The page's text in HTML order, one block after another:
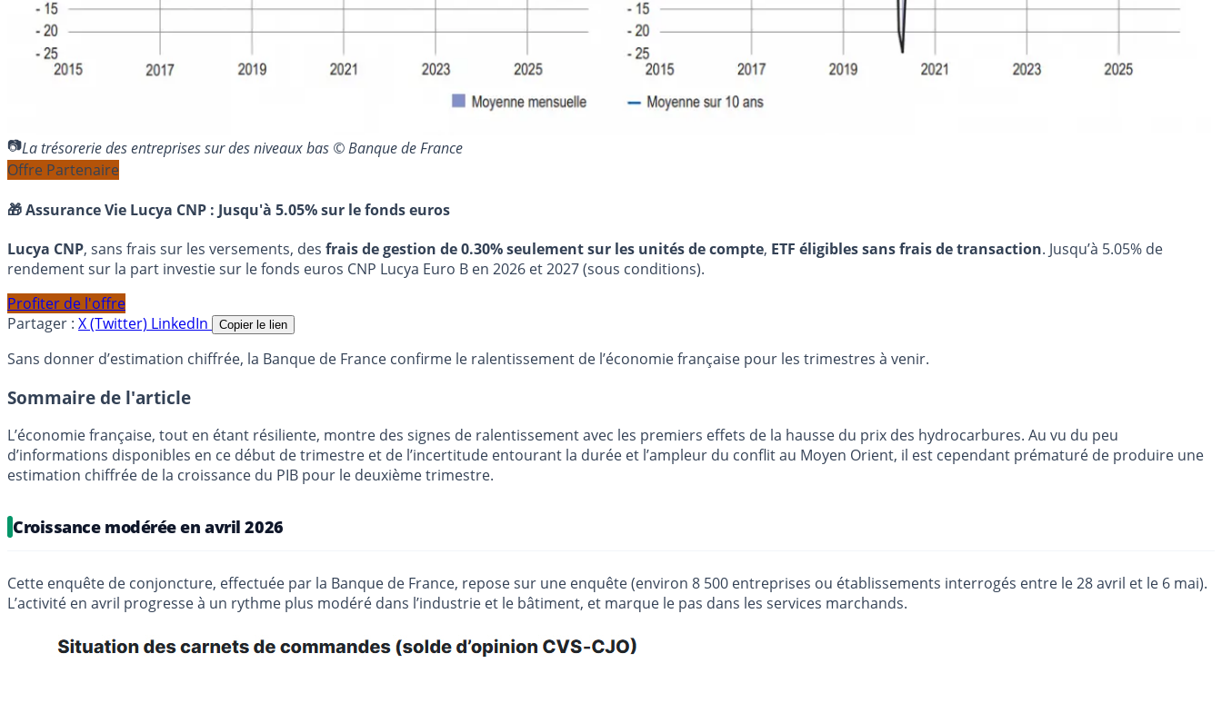
La trésorerie des entreprises sur des niveaux bas © Banque de France
Offre Partenaire
🎁 Assurance Vie Lucya CNP : Jusqu'à 5.05% sur le fonds euros
Lucya CNP, sans frais sur les versements, des frais de gestion de 0.30% seulement sur les unités de compte, ETF éligibles sans frais de transaction. Jusqu’à 5.05% de
rendement sur la part investie sur le fonds euros CNP Lucya Euro B en 2026 et 2027 (sous conditions).
Profiter de l'offre
Partager : X (Twitter) LinkedIn Copier le lien
Sans donner d’estimation chiffrée, la Banque de France confirme le ralentissement de l’économie française pour les trimestres à venir.
Sommaire de l'article
L’économie française, tout en étant résiliente, montre des signes de ralentissement avec les premiers effets de la hausse du prix des hydrocarbures. Au vu du peu
d’informations disponibles en ce début de trimestre et de l’incertitude entourant la durée et l’ampleur du conflit au Moyen Orient, il est cependant prématuré de produire une
estimation chiffrée de la croissance du PIB pour le deuxième trimestre.
Croissance modérée en avril 2026
Cette enquête de conjoncture, effectuée par la Banque de France, repose sur une enquête (environ 8 500 entreprises ou établissements interrogés entre le 28 avril et le 6 mai).
L’activité en avril progresse à un rythme plus modéré dans l’industrie et le bâtiment, et marque le pas dans les services marchands.